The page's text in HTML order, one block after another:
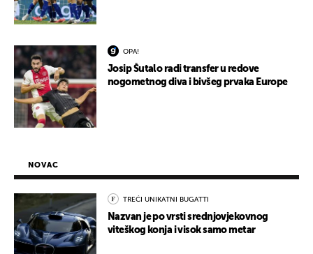
OPA!
Josip Šutalo radi transfer u redove
nogometnog diva i bivšeg prvaka Europe
NOVAC
TREĆI UNIKATNI BUGATTI
Nazvan je po vrsti srednjovjekovnog
viteškog konja i visok samo metar